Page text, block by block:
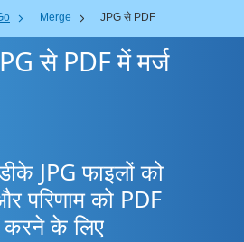
Merge JPG से PDF
से PDF में मर्ज
JPG फाइलों को
परिणाम को PDF
करने के लिए